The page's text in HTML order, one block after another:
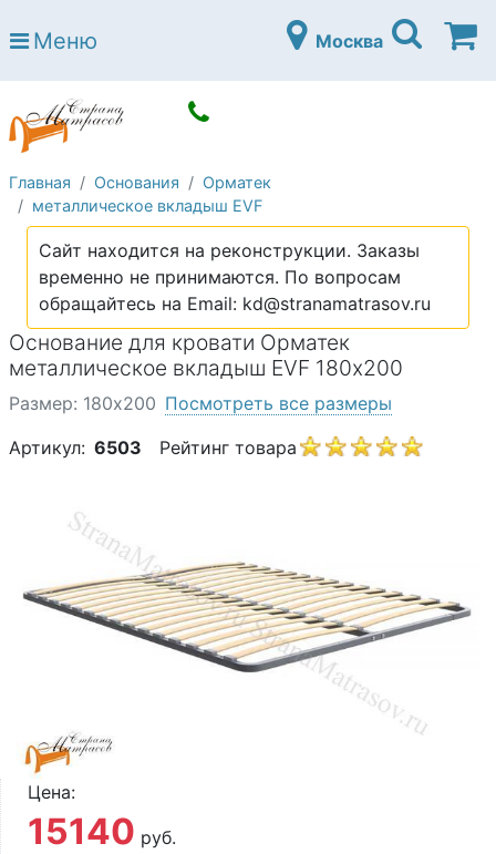
Страна матрасов
Open submenu (Матрасы)
Open submenu (Кровати)
Кровати
Open submenu (Аксессуары)
Open submenu (Диваны)
Диваны
Open submenu (Постельное белье)
Постельное белье
Open submenu (Мебель)
Мебель
Open submenu (Основания)
Основания
Open submenu (Детские матрасы)
Детские матрасы
Open submenu (Детские кровати)
Детские кровати
Open submenu (Шкафы)
О компании
Контакты
Доставка по городу
Меню Москва
Главная Основания
Орматек
металлическое вкладыш EVF
Сайт находится на реконструкции. Заказы
временно не принимаются. По вопросам
обращайтесь на Email: kd@stranamatrasov.ru
Основание для кровати Орматек
металлическое вкладыш EVF 180х200
Размер: 180х200 Посмотреть все размеры
Артикул: 6503 Рейтинг товара
Цена:
15140 руб.